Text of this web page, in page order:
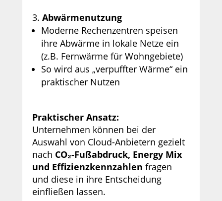
Abwärmenutzung
Moderne Rechenzentren speisen
ihre Abwärme in lokale Netze ein
(z.B. Fernwärme für Wohngebiete)
So wird aus „verpuffter Wärme“ ein
praktischer Nutzen
Praktischer Ansatz:
Unternehmen können bei der
Auswahl von Cloud-Anbietern gezielt
nach CO₂-Fußabdruck, Energy Mix
und Effizienzkennzahlen fragen
und diese in ihre Entscheidung
einfließen lassen.